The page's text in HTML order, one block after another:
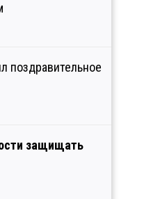
поздравительное
защищать